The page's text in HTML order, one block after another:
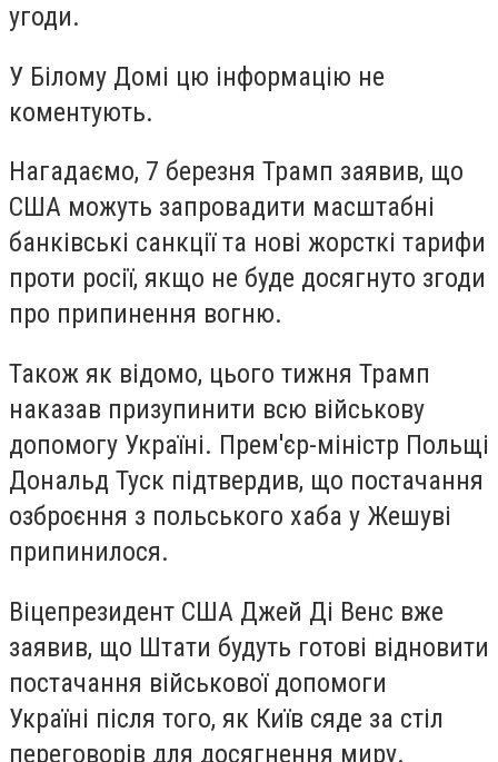
угоди.
У Білому Домі цю інформацію не
коментують.
Нагадаємо, 7 березня Трамп заявив, що
США можуть запровадити масштабні
банківські санкції та нові жорсткі тарифи
проти росії, якщо не буде досягнуто згоди
про припинення вогню.
Також як вiдомо, цього тижня Трамп
наказав призупинити всю військову
допомогу Україні. Прем'єр-міністр Польщі
Дональд Туск підтвердив, що постачання
озброєння з польського хаба у Жешуві
припинилося.
Віцепрезидент США Джей Ді Венс вже
заявив, що Штати будуть готові відновити
постачання військової допомоги
Україні після того, як Київ сяде за стіл
переговорів для досягнення миру.